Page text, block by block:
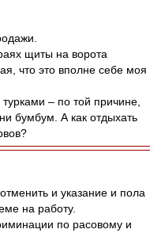
щиты на ворота
что это вполне себе моя
– по той причине,
бумбум. А как отдыхать
и указание и пола
на работу.
по расовому и